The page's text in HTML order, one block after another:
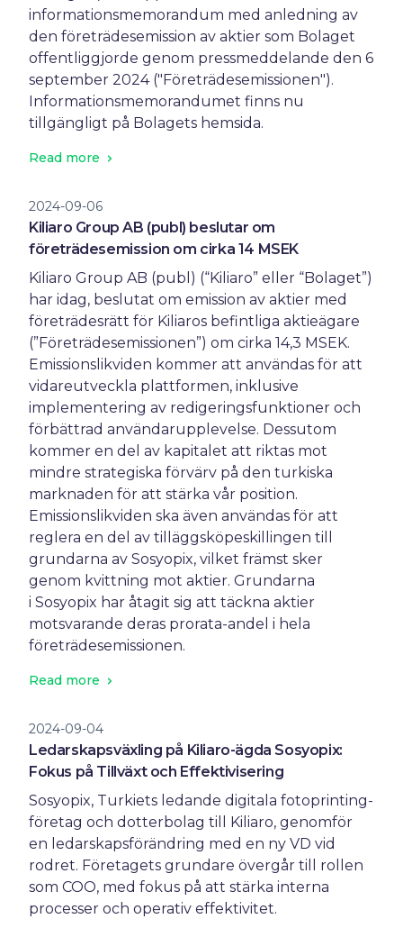
informationsmemorandum med anledning av
den företrädesemission av aktier som Bolaget
offentliggjorde genom pressmeddelande den 6
september 2024 ("Företrädesemissionen").
Informationsmemorandumet finns nu
tillgängligt på Bolagets hemsida.
Read more
2024-09-06
Kiliaro Group AB (publ) beslutar om
företrädesemission om cirka 14 MSEK
Kiliaro Group AB (publ) (“Kiliaro” eller “Bolaget”)
har idag, beslutat om emission av aktier med
företrädesrätt för Kiliaros befintliga aktieägare
(”Företrädesemissionen”) om cirka 14,3 MSEK.
Emissionslikviden kommer att användas för att
vidareutveckla plattformen, inklusive
implementering av redigeringsfunktioner och
förbättrad användarupplevelse. Dessutom
kommer en del av kapitalet att riktas mot
mindre strategiska förvärv på den turkiska
marknaden för att stärka vår position.
Emissionslikviden ska även användas för att
reglera en del av tilläggsköpeskillingen till
grundarna av Sosyopix, vilket främst sker
genom kvittning mot aktier. Grundarna
i Sosyopix har åtagit sig att täckna aktier
motsvarande deras prorata-andel i hela
företrädesemissionen.
Read more
2024-09-04
Ledarskapsväxling på Kiliaro-ägda Sosyopix:
Fokus på Tillväxt och Effektivisering
Sosyopix, Turkiets ledande digitala fotoprinting-
företag och dotterbolag till Kiliaro, genomför
en ledarskapsförändring med en ny VD vid
rodret. Företagets grundare övergår till rollen
som COO, med fokus på att stärka interna
processer och operativ effektivitet.